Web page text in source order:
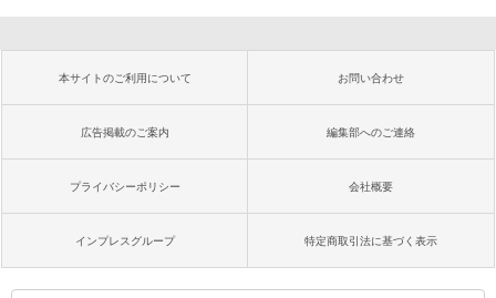
本サイトのご利用について お問い合わせ
広告掲載のご案内 編集部へのご連絡
プライバシーポリシー 会社概要
インプレスグループ 特定商取引法に基づく表示